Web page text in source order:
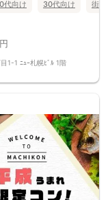
楽しみましょう。
すので、「連絡先交
い。
な格好でおこしになら
上のお申し込みからに
合や開催判断人数を下
ください。
などで当日の参加人
代向け 30代向け 街コ
1-1 ﾆｭｰ札幌ﾋﾞﾙ 1階